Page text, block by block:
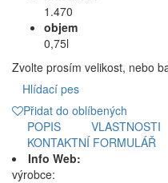
1.470
objem
0,75l
Zvolte prosím velikost, nebo
Hlídací pes
Přidat do oblíbených
POPIS
VLASTNOSTI
KONTAKTNÍ FORMULÁŘ
Info Web:
výrobce: